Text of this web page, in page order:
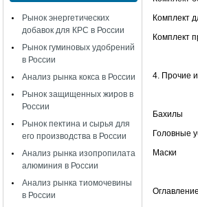
Рынок энергетических
добавок для КРС в России
Рынок гуминовых удобрений
в России
Анализ рынка кокса в России
Рынок защищенных жиров в
России
Рынок пектина и сырья для
его производства в России
Анализ рынка изопропилата
алюминия в России
Анализ рынка тиомочевины
в России
Комплект
Комплект
4. Прочие
Бахилы
Головные
Маски